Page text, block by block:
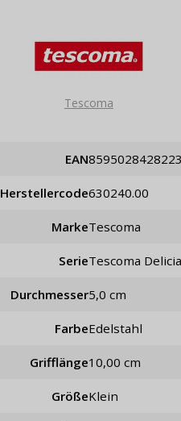
Tescoma
EAN 8595028428223
Herstellercode 630240.00
Marke Tescoma
Serie Tescoma Delicia
Durchmesser 5,0 cm
Farbe Edelstahl
Grifflänge 10,00 cm
Größe Klein